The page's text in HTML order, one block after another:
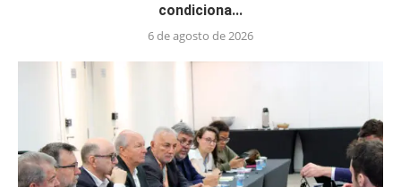
condiciona...
6 de agosto de 2026